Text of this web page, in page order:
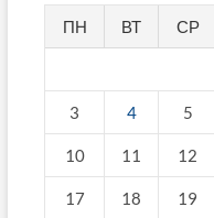
ПН ВТ СР
3 4 5
10 11 12
17 18 19